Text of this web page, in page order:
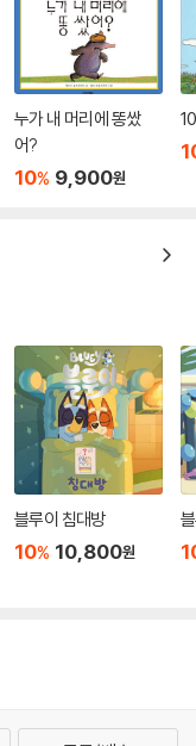
누가 내 머리에 똥쌌
어?
10% 9,900원
블루이 침대방
10% 10,800원